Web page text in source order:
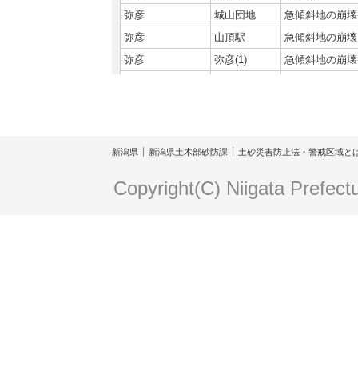
弥彦
城山団地
急傾斜地の崩壊
弥彦
山頂駅
急傾斜地の崩壊
弥彦
弥彦(1)
急傾斜地の崩壊
弥彦
弥彦(5)
急傾斜地の崩壊
弥彦
弥彦(7)
急傾斜地の崩壊
新潟県 新潟県土木部砂防課 土砂災害防止法・警戒区域と
Copyright(C) Niigata